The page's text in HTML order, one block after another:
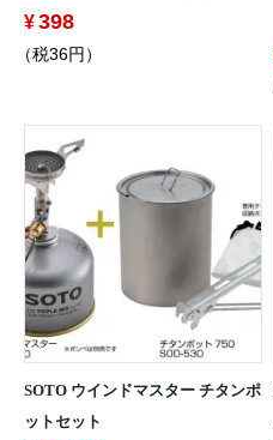
398
（税36円）
SOTO ウインドマスター チタンポ
ットセット